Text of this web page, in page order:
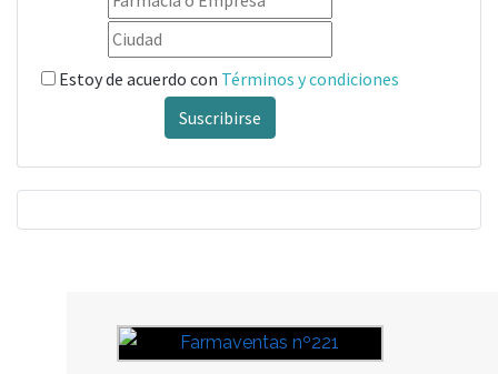
Estoy de acuerdo con Términos y condiciones
Suscribirse